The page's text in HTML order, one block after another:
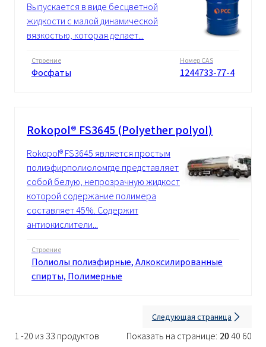
Выпускается в виде бесцветной
жидкости с малой динамической
вязкостью, которая делает...
Строение
Фосфаты
Номер CAS
1244733-77-4
Rokopol® FS3645 (Polyether polyol)
Rokopol® FS3645 является простым
полиэфирполиоломгде представляет
собой белую, непрозрачную жидкость, в
которой содержание полимера
составляет 45%. Содержит
антиокислители...
Строение
Полиолы полиэфирные, Алкоксилированные
спирты, Полимерные
1 -20 из 33 продуктов Показать на странице: 2040 60
Следующая страница